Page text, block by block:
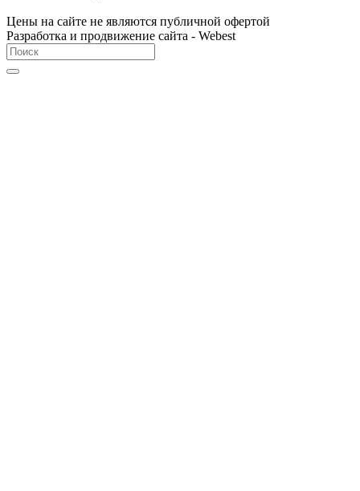
Цены на сайте не являются публичной офертой
Разработка и продвижение сайта - Webest